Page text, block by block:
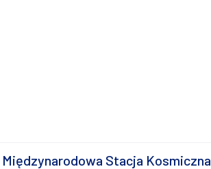
Międzynarodowa Stacja Kosmiczna